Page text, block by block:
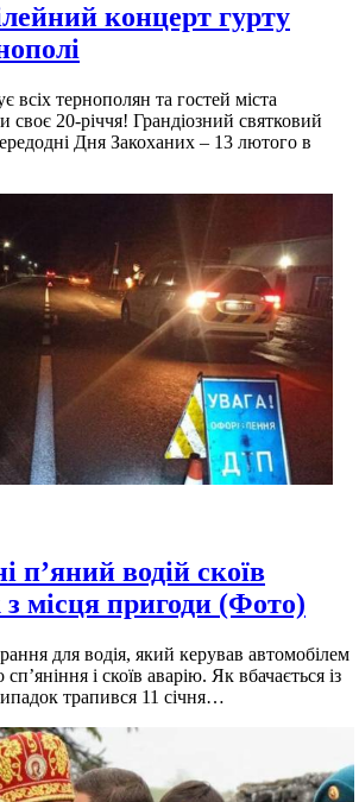
концерт гурту
тернополян та гостей міста
своє 20-річчя! Грандіозний святковий
Дня Закоханих – 13 лютого в
п’яний водій скоїв
з місця пригоди (Фото)
для водія, який керував автомобілем
і скоїв аварію. Як вбачається із
трапився 11 січня…